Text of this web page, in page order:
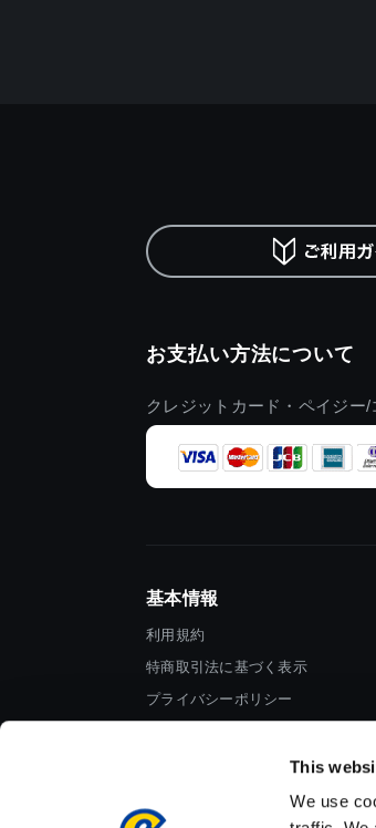
This
We use
お支払い方法について
クレジットカード・ペイジー/
基本情報
利用規約
特商取引法に基づく表示
プライバシーポリシー